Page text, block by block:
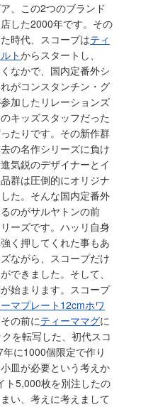
、この2つのブランド
した2000年です。その
時代、スコープはティ
トからスタートし、
なかで、国内定番外シ
がコンスタンチン・グ
加したリレーションズ
キッズスタッフだった
たりです。その新作群
の名作シリーズに負け
気鋭のデザイナーとイ
群は圧倒的にオリジナ
た。そんな国内定番外
のがサルヤトンの前
ーズです。ハッリ自身
く押してくれた事もあ
ながら、スコープだけ
できました。そして、
始まります。スコープ
マプレート12cmホワ
の前にティーママグに
を転写した、初代スコ
に1000個限定で作り
皿が必要という考えか
ト5,000枚を別注したの
い、考えに考えまして